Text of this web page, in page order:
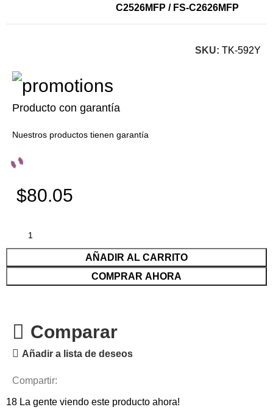
C2526MFP / FS-C2626MFP
SKU: TK-592Y
Producto con garantía
Nuestros productos tienen garantía
$80.05
AÑADIR AL CARRITO
COMPRAR AHORA
Comparar
Añadir a lista de deseos
Compartir:
18 La gente viendo este producto ahora!